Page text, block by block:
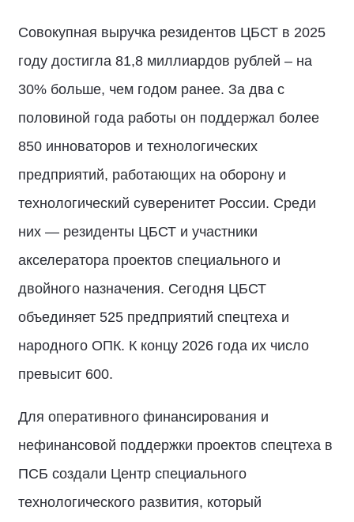
Совокупная выручка резидентов ЦБСТ в 2025
году достигла 81,8 миллиардов рублей – на
30% больше, чем годом ранее. За два с
половиной года работы он поддержал более
850 инноваторов и технологических
предприятий, работающих на оборону и
технологический суверенитет России. Среди
них — резиденты ЦБСТ и участники
акселератора проектов специального и
двойного назначения. Сегодня ЦБСТ
объединяет 525 предприятий спецтеха и
народного ОПК. К концу 2026 года их число
превысит 600.
Для оперативного финансирования и
нефинансовой поддержки проектов спецтеха в
ПСБ создали Центр специального
технологического развития, который